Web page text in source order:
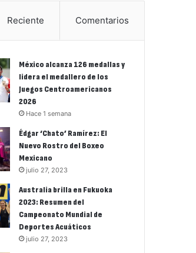
Reciente Comentarios
México alcanza 126 medallas y
lidera el medallero de los
Juegos Centroamericanos
2026
Hace 1 semana
Édgar ‘Chato’ Ramírez: El
Nuevo Rostro del Boxeo
Mexicano
julio 27, 2023
Australia brilla en Fukuoka
2023: Resumen del
Campeonato Mundial de
Deportes Acuáticos
julio 27, 2023